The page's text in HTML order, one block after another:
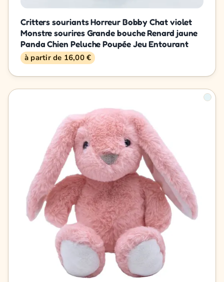
Critters souriants Horreur Bobby Chat violet
Monstre sourires Grande bouche Renard jaune
Panda Chien Peluche Poupée Jeu Entourant
à partir de 16,00 €